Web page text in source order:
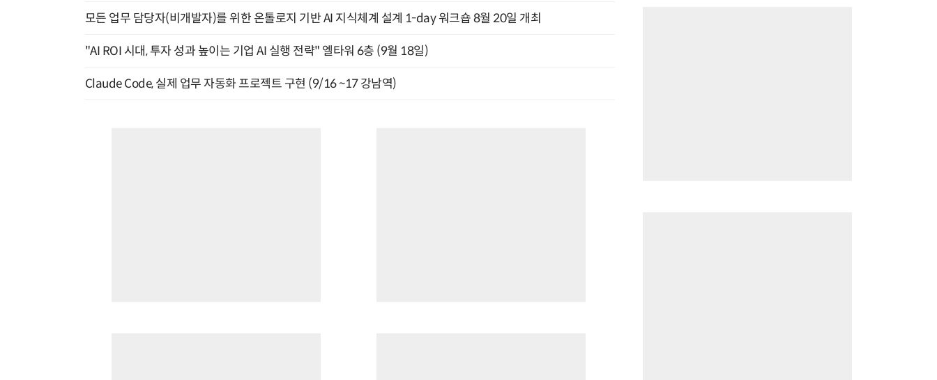
모든 업무 담당자(비개발자)를 위한 온톨로지 기반 AI 지식체계 설계 1-day 워크숍 8월 20일 개최
"AI ROI 시대, 투자 성과 높이는 기업 AI 실행 전략" 엘타워 6층 (9월 18일)
Claude Code, 실제 업무 자동화 프로젝트 구현 (9/16 ~17 강남역)